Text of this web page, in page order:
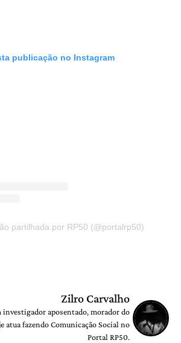
publicação no Instagram
partilhada por RP50 (@portalrp50)
Zilro Carvalho
investigador aposentado, morador do
atua fazendo Comunicação Social no
Portal RP50.